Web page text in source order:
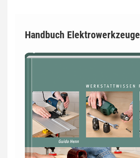
Handbuch Elektrowerkzeuge